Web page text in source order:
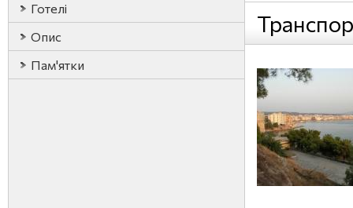
Готелі
Опис
Пам'ятки